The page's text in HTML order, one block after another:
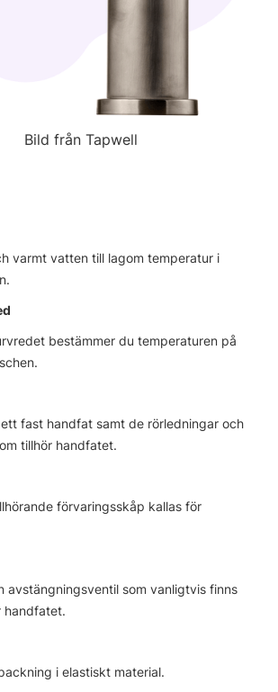
Bild från Tapwell
varmt vatten till lagom temperatur i
bestämmer du temperaturen på
fast handfat samt de rörledningar och
tillhör handfatet.
förvaringsskåp kallas för
avstängningsventil som vanligtvis finns
handfatet.
i elastiskt material.